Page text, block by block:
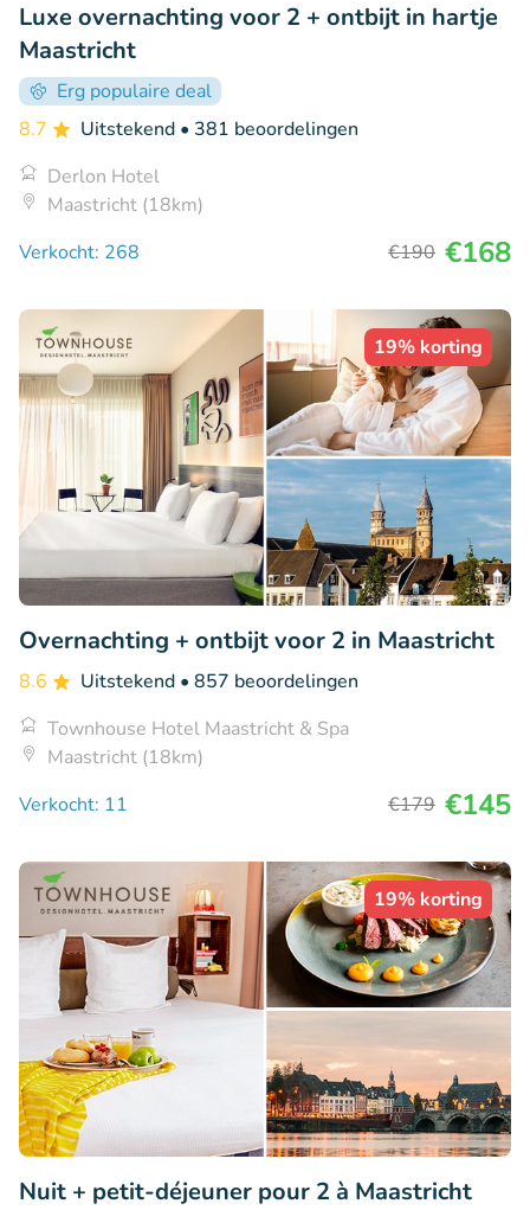
Luxe overnachting voor 2 + ontbijt in hartje
Maastricht
Erg populaire deal
8.7
Uitstekend • 381 beoordelingen
Derlon Hotel
Maastricht (18km)
Verkocht: 268
€190 €168
19% korting
Overnachting + ontbijt voor 2 in Maastricht
8.6 Uitstekend • 857 beoordelingen
Townhouse Hotel Maastricht & Spa
Maastricht (18km)
Verkocht: 11
€179 €145
19% korting
Nuit + petit-déjeuner pour 2 à Maastricht